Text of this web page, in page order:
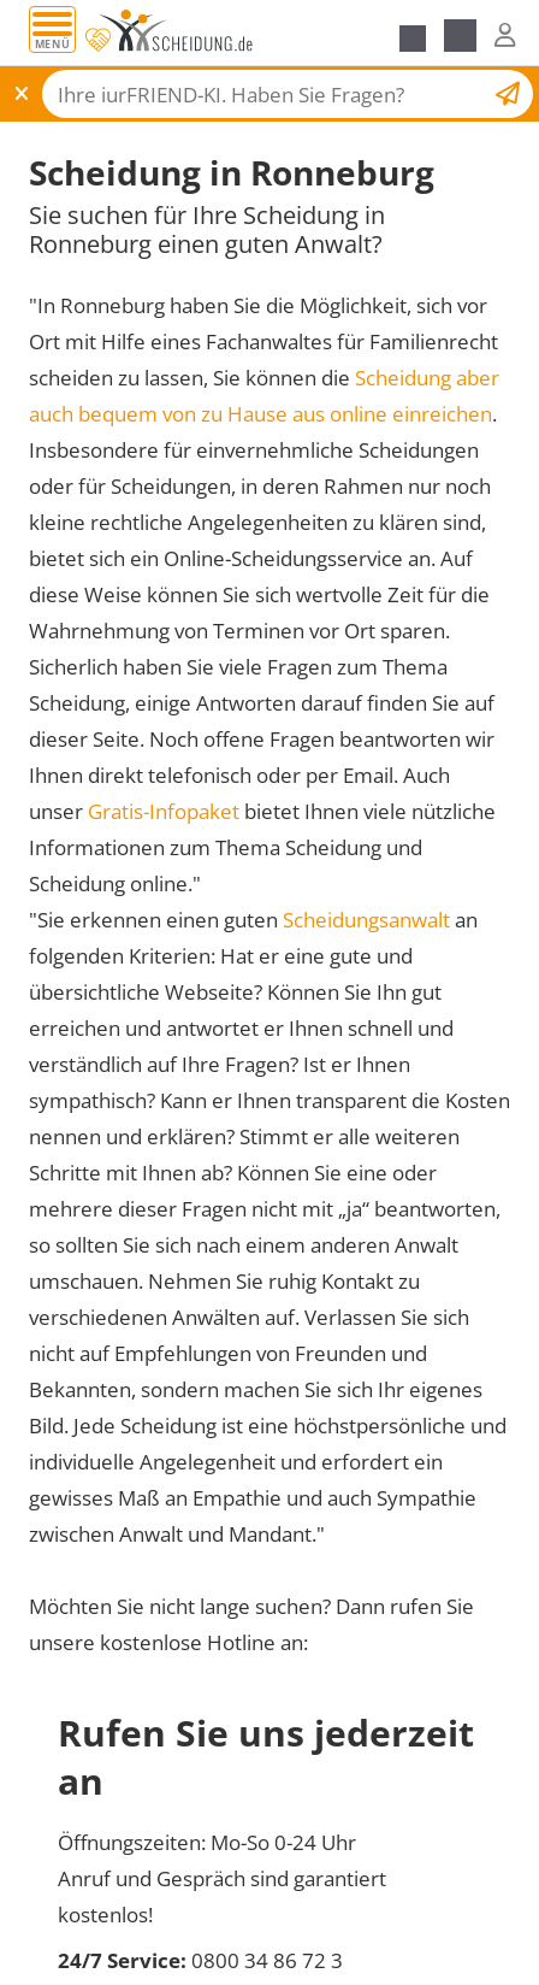
MENÜ
Scheidungsantrag
Scheidung in Ronneburg
Sie suchen für Ihre Scheidung in
Ronneburg einen guten Anwalt?
"In Ronneburg haben Sie die Möglichkeit, sich vor
Ort mit Hilfe eines Fachanwaltes für Familienrecht
scheiden zu lassen, Sie können die Scheidung aber
auch bequem von zu Hause aus online einreichen.
Insbesondere für einvernehmliche Scheidungen
oder für Scheidungen, in deren Rahmen nur noch
kleine rechtliche Angelegenheiten zu klären sind,
bietet sich ein Online-Scheidungsservice an. Auf
diese Weise können Sie sich wertvolle Zeit für die
Wahrnehmung von Terminen vor Ort sparen.
Sicherlich haben Sie viele Fragen zum Thema
Scheidung, einige Antworten darauf finden Sie auf
dieser Seite. Noch offene Fragen beantworten wir
Ihnen direkt telefonisch oder per Email. Auch
unser Gratis-Infopaket bietet Ihnen viele nützliche
Informationen zum Thema Scheidung und
Scheidung online."
"Sie erkennen einen guten Scheidungsanwaltan
folgenden Kriterien: Hat er eine gute und
übersichtliche Webseite? Können Sie Ihn gut
erreichen und antwortet er Ihnen schnell und
verständlich auf Ihre Fragen? Ist er Ihnen
sympathisch? Kann er Ihnen transparent die Kosten
nennen und erklären? Stimmt er alle weiteren
Schritte mit Ihnen ab? Können Sie eine oder
mehrere dieser Fragen nicht mit „ja“ beantworten,
so sollten Sie sich nach einem anderen Anwalt
umschauen. Nehmen Sie ruhig Kontakt zu
verschiedenen Anwälten auf. Verlassen Sie sich
nicht auf Empfehlungen von Freunden und
Bekannten, sondern machen Sie sich Ihr eigenes
Bild. Jede Scheidung ist eine höchstpersönliche und
individuelle Angelegenheit und erfordert ein
gewisses Maß an Empathie und auch Sympathie
zwischen Anwalt und Mandant."
Möchten Sie nicht lange suchen? Dann rufen Sie
unsere kostenlose Hotline an:
Rufen Sie uns jederzeit
an
Öffnungszeiten: Mo-So 0-24 Uhr
Anruf und Gespräch sind garantiert
kostenlos!
24/7 Service: 0800 34 86 72 3